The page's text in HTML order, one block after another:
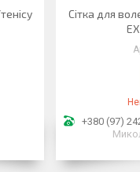
Сітка для
+380 (97)